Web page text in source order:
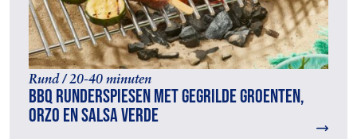
Rund / 20-40 minuten
BBQ runderspiesen met gegrilde groenten,
orzo en salsa verde